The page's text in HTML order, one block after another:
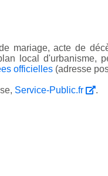
mariage, acte de
local d'urbanisme,
officielles (adresse
Service-Public.fr .